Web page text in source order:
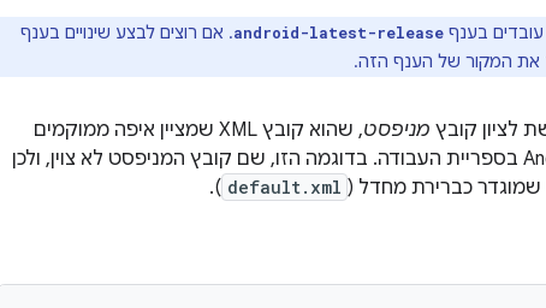
בענף android-latest-release. אם רוצים לבצע שינויים בענף
לציון קובץ מניפסט
, שהוא קובץ XML שמציין איפה ממוקמים
פרויקטי Git השונים במקור של Android בספריית העבודה. בדוגמה הזו, שם קובץ המניפסט לא צוין, ולכן
כברירת מחדל ( default.xml
).